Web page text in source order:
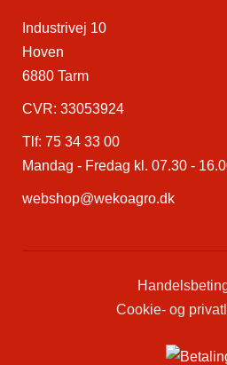
Industrivej 10
Hoven
6880 Tarm
CVR: 33053924
Tlf: 75 34 33 00
Mandag - Fredag kl. 07.30 -
webshop@wekoagro.dk
Cookie- og